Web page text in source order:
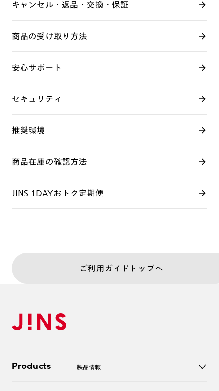
キャンセル・返品・交換・保証
商品の受け取り方法
安心サポート
セキュリティ
推奨環境
商品在庫の確認方法
JINS 1DAYおトク定期便
ご利用ガイドトップへ
Products 製品情報